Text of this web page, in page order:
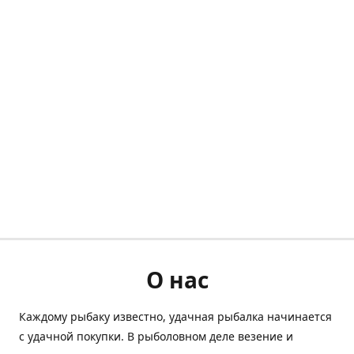
О нас
Каждому рыбаку известно, удачная рыбалка начинается
с удачной покупки. В рыболовном деле везение и